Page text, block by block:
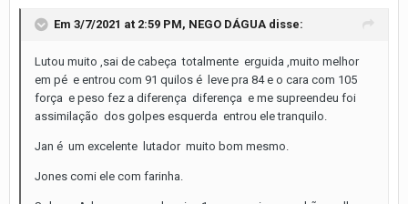
Em 3/7/2021 at 2:59 PM, NEGO DÁGUA disse:
Lutou muito ,sai de cabeça totalmente erguida ,muito melhor
em pé e entrou com 91 quilos é leve pra 84 e o cara com 105
força e peso fez a diferença diferença e me supreendeu foi
assimilação dos golpes esquerda entrou ele tranquilo.
Jan é um excelente lutador muito bom mesmo.
Jones comi ele com farinha.